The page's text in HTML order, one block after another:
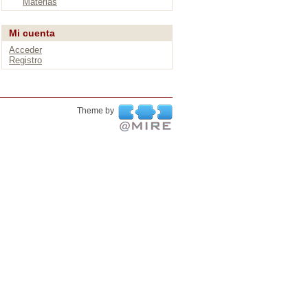
Mi cuenta
Acceder
Registro
Theme by